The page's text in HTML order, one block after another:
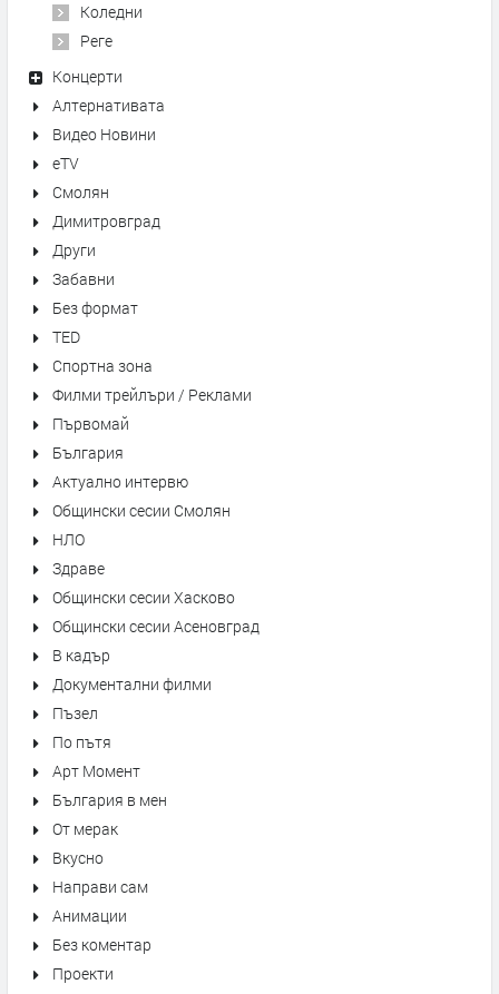
Коледни
Реге
Концерти
Алтернативата
Видео Новини
eTV
Смолян
Димитровград
Други
Забавни
Без формат
TED
Спортна зона
Филми трейлъри / Реклами
Първомай
България
Актуално интервю
Общински сесии Смолян
НЛО
Здраве
Общински сесии Хасково
Общински сесии Асеновград
В кадър
Документални филми
Пъзел
По пътя
Арт Момент
България в мен
От мерак
Вкусно
Направи сам
Анимации
Без коментар
Проекти